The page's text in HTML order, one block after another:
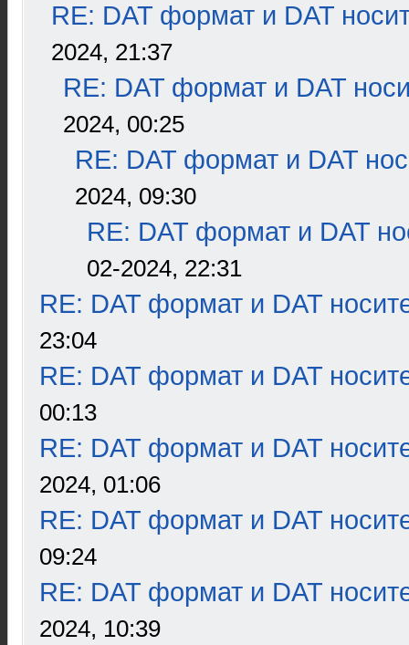
RE: DAT формат и DAT
2024, 21:37
RE: DAT формат и DAT
2024, 00:25
RE: DAT формат и DAT
2024, 09:30
RE: DAT формат и DAT
02-2024, 22:31
RE: DAT формат и DAT
23:04
RE: DAT формат и DAT
00:13
RE: DAT формат и DAT
2024, 01:06
RE: DAT формат и DAT
09:24
RE: DAT формат и DAT
2024, 10:39